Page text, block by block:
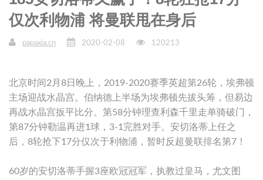
仅次利物浦 将曼联甩在身后
papaxia.cn 2020-02-08 120213
北京时间2月8日晚上，2019-2020赛季英超第26轮，埃弗顿
主场迎战水晶宫。伯纳德上半场为埃弗顿先拔头筹，但易边
再战水晶宫扳平比分。第58分钟理查利森千里走单骑破门，
第87分钟勒温再进1球，3-1完胜对手。安切洛蒂上任之
后，8轮抢下17分仅次于利物浦，暂时反超曼联排名第7！
60岁的安切洛蒂手握3座欧冠冠军，执教过皇马，尤文图